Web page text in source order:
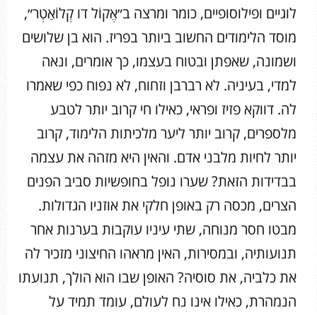
לוגיים ופילוסופיים, כומר ומרצה ב״אֶקוֹל דו קְלוֹאַטְר״,
מוסד הלימודים החשוב ביותר בפריז. הוא בן שלושים
ושמונה, שאפתן ובטוח בעצמו, כך אומרים, ונאה
למדי, בעיניה. לא רברבן וזחוח, לא נפוח כפי שאמרו
לה. דווקא פזיז ופראי, כאילו חי קרוב יותר לטבע
מלספרים, קרוב יותר ליער מלכיתות הלימוד, קרוב
יותר לחיות מלבני אדם. והאין היא מזהה את עצמה
בבדידות הזאת? שערו נופל בחופשיות סביב הפנים
הצרים, מכסה רק באופן חלקי את אוזניו הגדולות.
מבטו חסר מנוחה, שתי עיניו עוקבות בערנות אחר
תנועותיה, ובמסירות, האין מראהו החיצוני מזכיר לה
את כלביה, את סוסיה? האופן שבו הוא הולך, תנועתו
הנמהרת, כאילו אינו נח לעולם, עומד תמיד על